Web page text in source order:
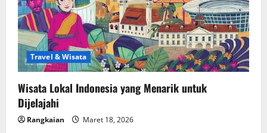
Travel & Wisata
Wisata Lokal Indonesia yang Menarik untuk
Dijelajahi
Rangkaian Maret 18, 2026